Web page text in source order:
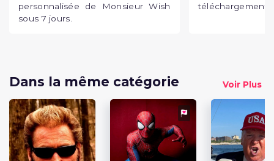
personnalisée de Monsieur Wish
sous 7 jours.
téléchargement
Dans la même catégorie Voir Plus